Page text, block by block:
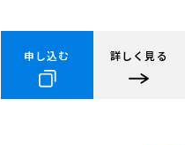
申し込む 詳しく見る